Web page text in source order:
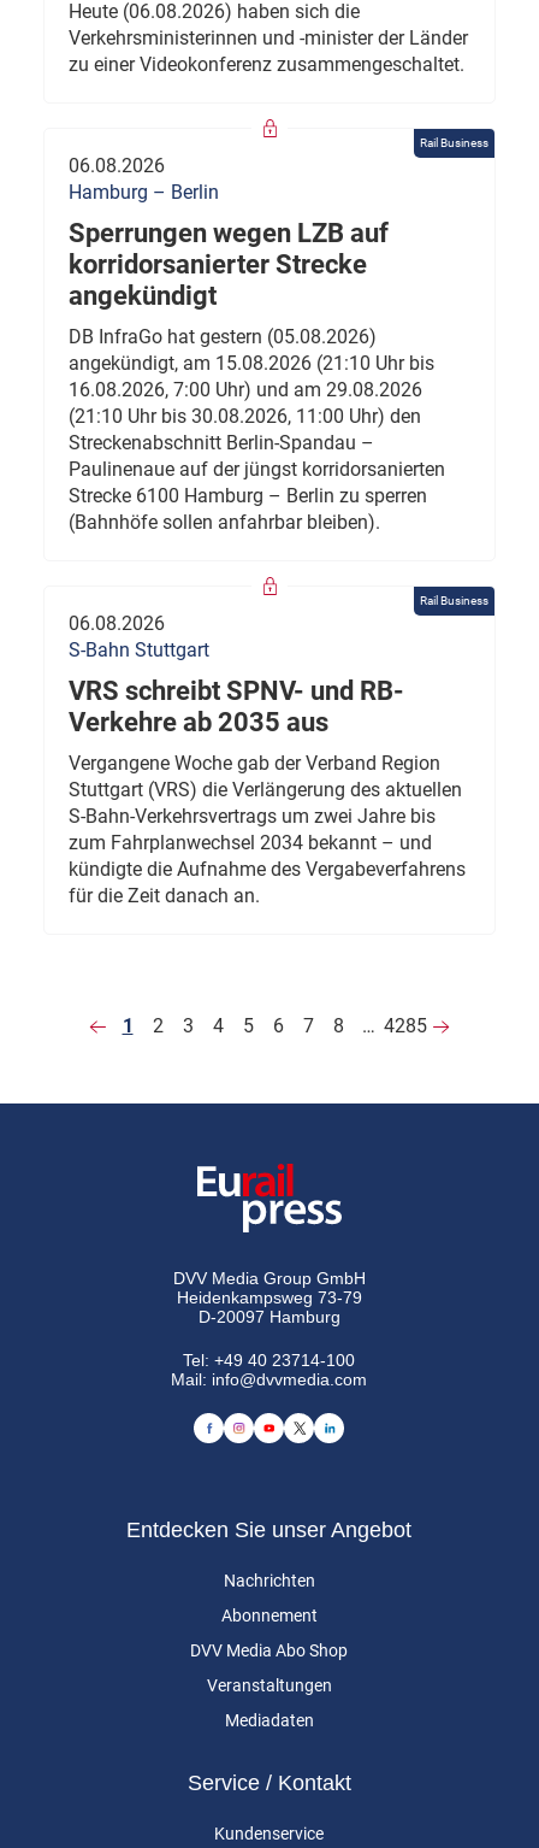
Heute (06.08.2026) haben sich die
Verkehrsministerinnen und -minister der Länder
zu einer Videokonferenz zusammengeschaltet.
Rail Business
06.08.2026
Hamburg – Berlin
Sperrungen wegen LZB auf
korridorsanierter Strecke
angekündigt
DB InfraGo hat gestern (05.08.2026)
angekündigt, am 15.08.2026 (21:10 Uhr bis
16.08.2026, 7:00 Uhr) und am 29.08.2026
(21:10 Uhr bis 30.08.2026, 11:00 Uhr) den
Streckenabschnitt Berlin-Spandau –
Paulinenaue auf der jüngst korridorsanierten
Strecke 6100 Hamburg – Berlin zu sperren
(Bahnhöfe sollen anfahrbar bleiben).
Rail Business
06.08.2026
S-Bahn Stuttgart
VRS schreibt SPNV- und RB-
Verkehre ab 2035 aus
Vergangene Woche gab der Verband Region
Stuttgart (VRS) die Verlängerung des aktuellen
S-Bahn-Verkehrsvertrags um zwei Jahre bis
zum Fahrplanwechsel 2034 bekannt – und
kündigte die Aufnahme des Vergabeverfahrens
für die Zeit danach an.
1 2 3 4 5 6 7 8 … 4285
DVV Media Group GmbH
Heidenkampsweg 73-79
D-20097 Hamburg
Tel:+49 40 23714-100
Mail: info@dvvmedia.com
Entdecken Sie unser Angebot
Nachrichten
Abonnement
DVV Media Abo Shop
Veranstaltungen
Mediadaten
Service / Kontakt
Kundenservice